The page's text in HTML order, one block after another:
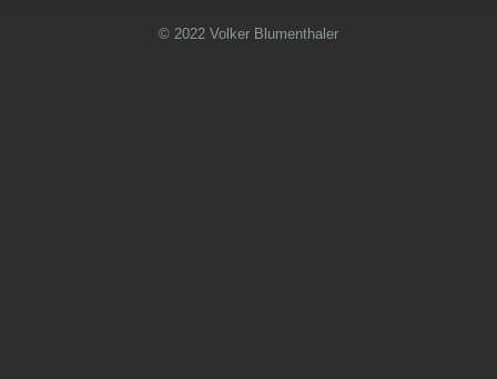
© 2022 Volker Blumenthaler